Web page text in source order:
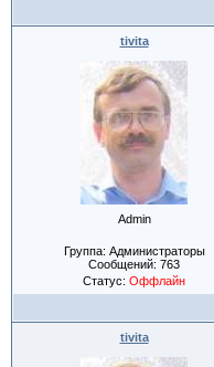
tivita
Admin
Группа: Администраторы
Сообщений: 763
Статус: Оффлайн
tivita